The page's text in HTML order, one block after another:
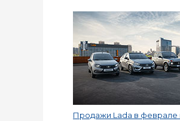
Продажи Lada в феврале